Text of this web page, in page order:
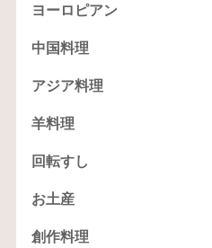
ヨーロピアン
中国料理
アジア料理
羊料理
回転すし
お土産
創作料理